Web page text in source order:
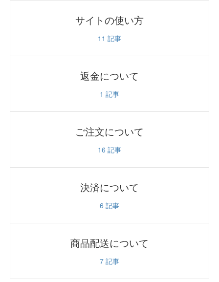
サイトの使い方
11 記事
返金について
1 記事
ご注文について
16 記事
決済について
6 記事
商品配送について
7 記事